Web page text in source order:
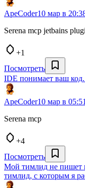
ApeCoder10 мар в
Serena mcp jetbains
+1
Посмотреть
IDE понимает ваш
ApeCoder10 мар в 05:51
Serena mcp
+4
Посмотреть
Мой тимлид не пишет
тимлид, с которым я